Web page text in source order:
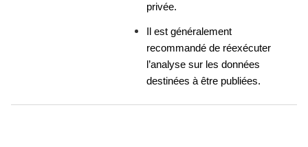
privée.
Il est généralement
recommandé de réexécuter
l’analyse sur les données
destinées à être publiées.